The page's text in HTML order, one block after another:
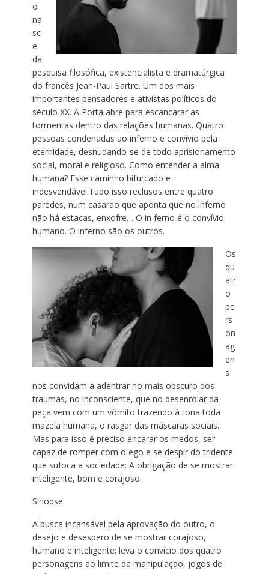
o
na
sc
e
da
pesquisa filosófica, existencialista e dramatúrgica
do francês Jean-Paul Sartre. Um dos mais
importantes pensadores e ativistas políticos do
século XX. A Porta abre para escancarar as
tormentas dentro das relações humanas. Quatro
pessoas condenadas ao inferno e convívio pela
eternidade, desnudando-se de todo aprisionamento
social, moral e religioso. Como entender a alma
humana? Esse caminho bifurcado e
indesvendável.Tudo isso reclusos entre quatro
paredes, num casarão que aponta que no inferno
não há estacas, enxofre… O in ferno é o convívio
humano. O inferno são os outros.
Os
qu
atr
o
pe
rs
on
ag
en
s
nos convidam a adentrar no mais obscuro dos
traumas, no inconsciente, que no desenrolar da
peça vem com um vômito trazendo à tona toda
mazela humana, o rasgar das máscaras sociais.
Mas para isso é preciso encarar os medos, ser
capaz de romper com o ego e se despir do tridente
que sufoca a sociedade: A obrigação de se mostrar
inteligente, bom e corajoso.
Sinopse.
A busca incansável pela aprovação do outro, o
desejo e desespero de se mostrar corajoso,
humano e inteligente; leva o convício dos quatro
personagens ao limite da manipulação, jogos de